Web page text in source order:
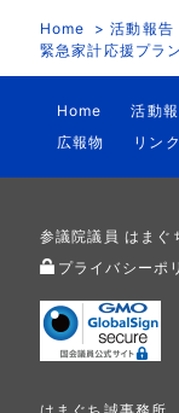
Home
活動報告
緊急家計応援プラ
Home 活動
広報物
リン
参議院議員 はまぐ
プライバシーポ